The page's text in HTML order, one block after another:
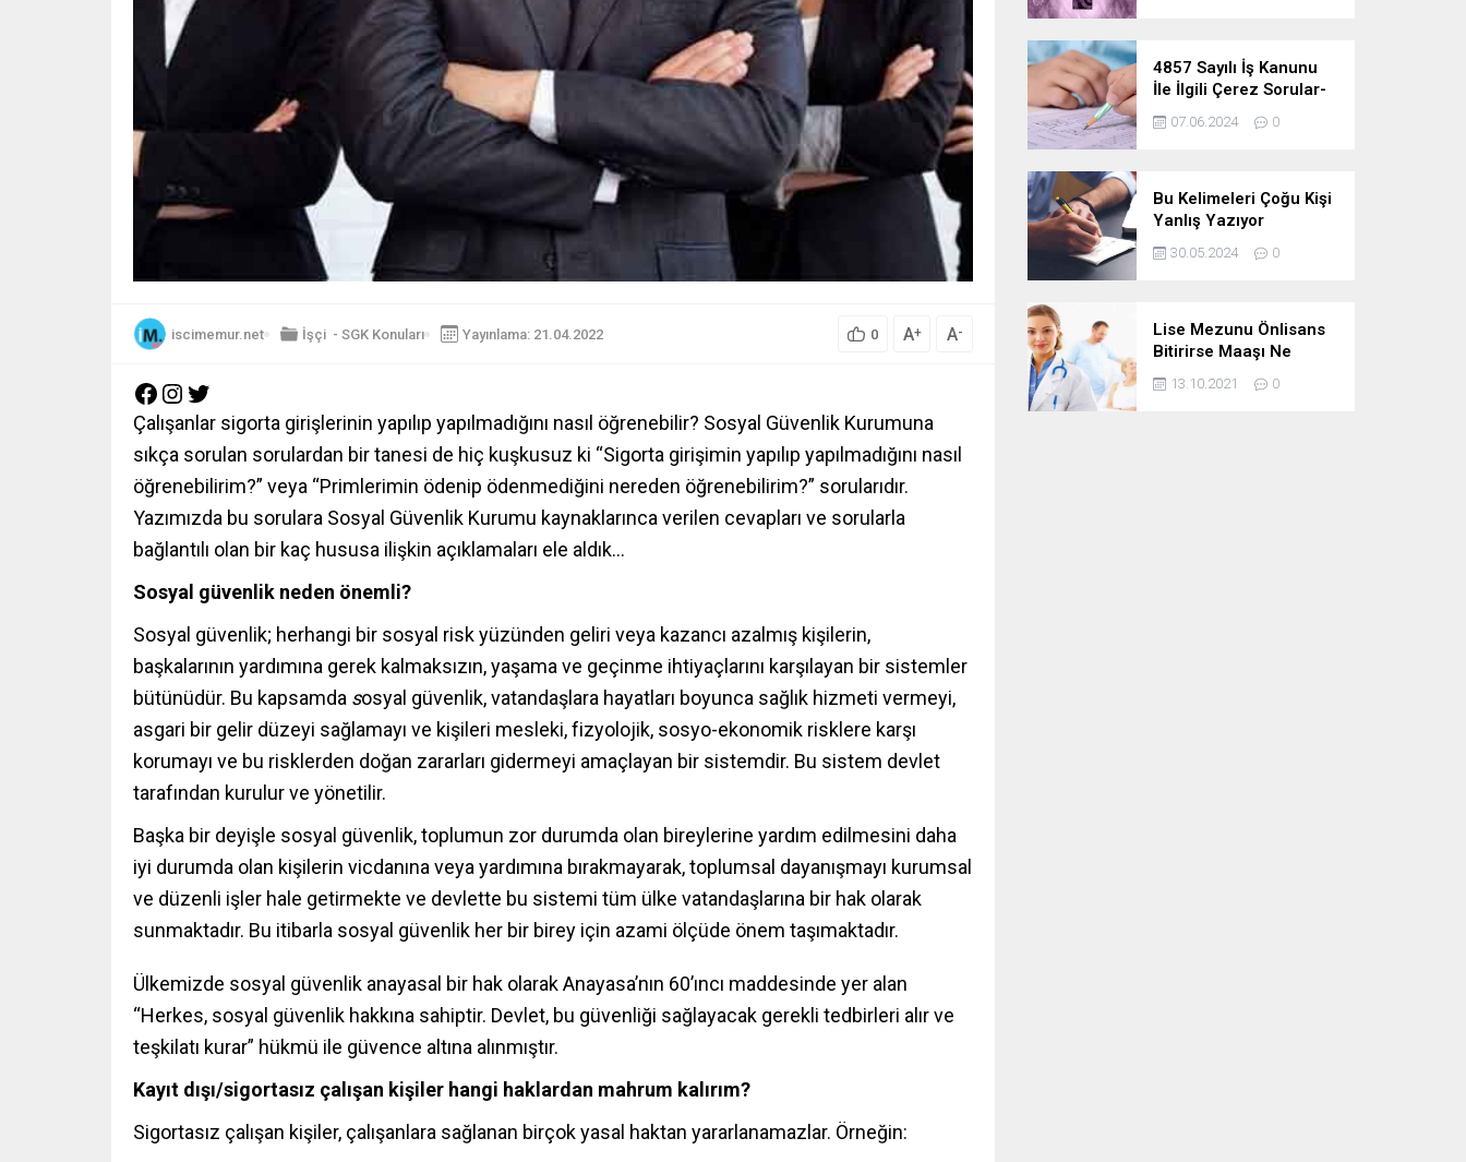
iscimemur.net İşçi - SGK Konuları Yayınlama: 21.04.2022 0 A+ A-
Çalışanlar sigorta girişlerinin yapılıp yapılmadığını nasıl öğrenebilir? Sosyal Güvenlik Kurumuna
sıkça sorulan sorulardan bir tanesi de hiç kuşkusuz ki “Sigorta girişimin yapılıp yapılmadığını nasıl
öğrenebilirim?” veya “Primlerimin ödenip ödenmediğini nereden öğrenebilirim?” sorularıdır.
Yazımızda bu sorulara Sosyal Güvenlik Kurumu kaynaklarınca verilen cevapları ve sorularla
bağlantılı olan bir kaç hususa ilişkin açıklamaları ele aldık…
Sosyal güvenlik neden önemli?
Sosyal güvenlik; herhangi bir sosyal risk yüzünden geliri veya kazancı azalmış kişilerin,
başkalarının yardımına gerek kalmaksızın, yaşama ve geçinme ihtiyaçlarını karşılayan bir sistemler
bütünüdür. Bu kapsamda sosyal güvenlik, vatandaşlara hayatları boyunca sağlık hizmeti vermeyi,
asgari bir gelir düzeyi sağlamayı ve kişileri mesleki, fizyolojik, sosyo-ekonomik risklere karşı
korumayı ve bu risklerden doğan zararları gidermeyi amaçlayan bir sistemdir. Bu sistem devlet
tarafından kurulur ve yönetilir.
Başka bir deyişle sosyal güvenlik, toplumun zor durumda olan bireylerine yardım edilmesini daha
iyi durumda olan kişilerin vicdanına veya yardımına bırakmayarak, toplumsal dayanışmayı kurumsal
ve düzenli işler hale getirmekte ve devlette bu sistemi tüm ülke vatandaşlarına bir hak olarak
sunmaktadır. Bu itibarla sosyal güvenlik her bir birey için azami ölçüde önem taşımaktadır.
Ülkemizde sosyal güvenlik anayasal bir hak olarak Anayasa’nın 60’ıncı maddesinde yer alan
“Herkes, sosyal güvenlik hakkına sahiptir. Devlet, bu güvenliği sağlayacak gerekli tedbirleri alır ve
teşkilatı kurar” hükmü ile güvence altına alınmıştır.
Kayıt dışı/sigortasız çalışan kişiler hangi haklardan mahrum kalırım?
Sigortasız çalışan kişiler, çalışanlara sağlanan birçok yasal haktan yararlanamazlar. Örneğin:
4857 Sayılı İş Kanunu
İle İlgili Çerez Sorular-
Deneme Sınavı
07.06.2024 0
Bu Kelimeleri Çoğu Kişi
Yanlış Yazıyor
30.05.2024 0
Lise Mezunu Önlisans
Bitirirse Maaşı Ne
Kadar Artar
13.10.2021 0